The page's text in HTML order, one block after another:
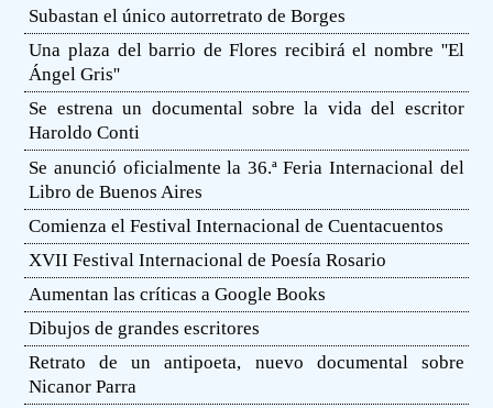
Subastan el único autorretrato de Borges
Una plaza del barrio de Flores recibirá el nombre ''El
Ángel Gris''
Se estrena un documental sobre la vida del escritor
Haroldo Conti
Se anunció oficialmente la 36.ª Feria Internacional del
Libro de Buenos Aires
Comienza el Festival Internacional de Cuentacuentos
XVII Festival Internacional de Poesía Rosario
Aumentan las críticas a Google Books
Dibujos de grandes escritores
Retrato de un antipoeta, nuevo documental sobre
Nicanor Parra